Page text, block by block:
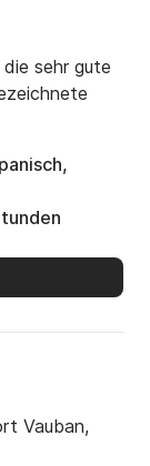
sehr gute
Vauban,